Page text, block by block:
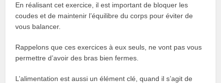
En réalisant cet exercice, il est important de bloquer les
coudes et de maintenir l’équilibre du corps pour éviter de
vous balancer.
Rappelons que ces exercices à eux seuls, ne vont pas vous
permettre d’avoir des bras bien fermes.
L’alimentation est aussi un élément clé, quand il s’agit de